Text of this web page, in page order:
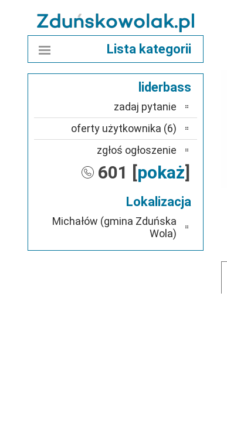
Lista kategorii
liderbass
zadaj pytanie
oferty użytkownika (6)
zgłoś ogłoszenie
601 [pokaż]
Lokalizacja
Michałów (gmina Zduńska
Wola)